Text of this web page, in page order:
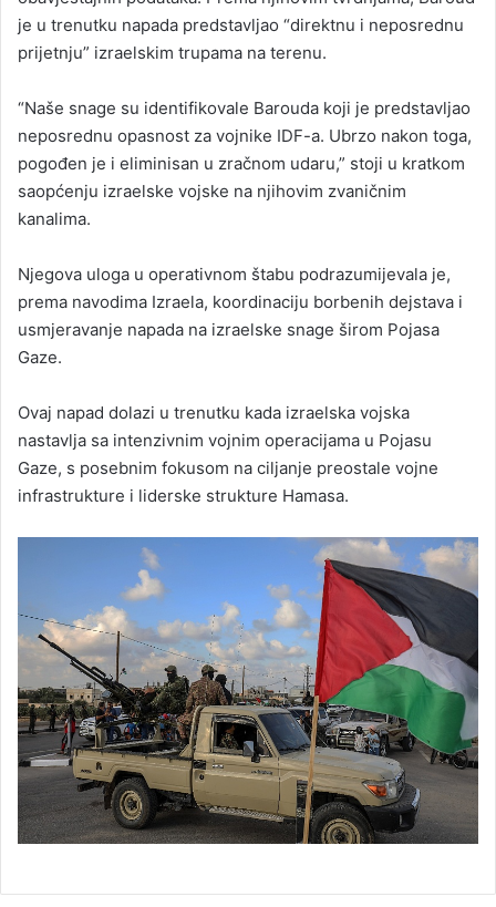
je u trenutku napada predstavljao “direktnu i neposrednu
prijetnju” izraelskim trupama na terenu.
“Naše snage su identifikovale Barouda koji je predstavljao
neposrednu opasnost za vojnike IDF-a. Ubrzo nakon toga,
pogođen je i eliminisan u zračnom udaru,” stoji u kratkom
saopćenju izraelske vojske na njihovim zvaničnim
kanalima.
Njegova uloga u operativnom štabu podrazumijevala je,
prema navodima Izraela, koordinaciju borbenih dejstava i
usmjeravanje napada na izraelske snage širom Pojasa
Gaze.
Ovaj napad dolazi u trenutku kada izraelska vojska
nastavlja sa intenzivnim vojnim operacijama u Pojasu
Gaze, s posebnim fokusom na ciljanje preostale vojne
infrastrukture i liderske strukture Hamasa.